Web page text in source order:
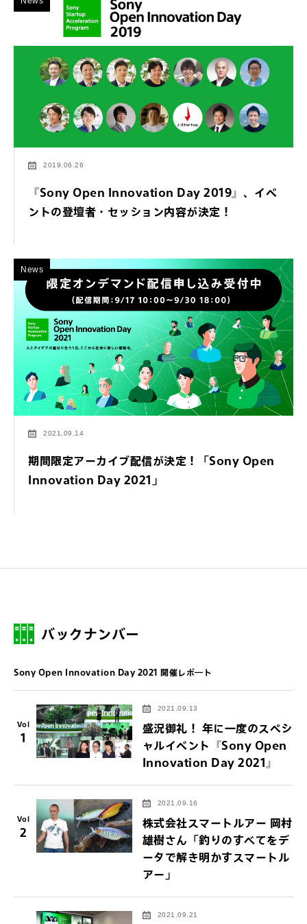
2019.06.26
『Sony Open Innovation Day 2019』、イベ
ントの登壇者・セッション内容が決定！
News
2021.09.14
期間限定アーカイブ配信が決定！「Sony Open
Innovation Day 2021」
バックナンバー
Sony Open Innovation Day 2021 開催レポ―ト
Vol
1
2021.09.13
盛況御礼！ 年に一度のスペシ
ャルイベント『Sony Open
Innovation Day 2021』
Vol
2
2021.09.16
株式会社スマートルアー 岡村
雄樹さん「釣りのすべてをデ
ータで解き明かすスマートル
アー」
2021.09.21